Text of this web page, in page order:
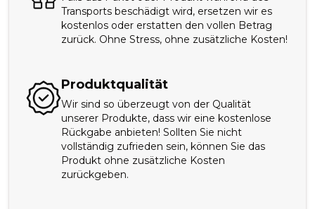
Transports beschädigt wird, ersetzen wir es
kostenlos oder erstatten den vollen Betrag
zurück. Ohne Stress, ohne zusätzliche Kosten!
Produktqualität
Wir sind so überzeugt von der Qualität
unserer Produkte, dass wir eine kostenlose
Rückgabe anbieten! Sollten Sie nicht
vollständig zufrieden sein, können Sie das
Produkt ohne zusätzliche Kosten
zurückgeben.